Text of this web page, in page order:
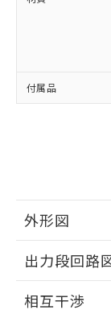
付属品
外形図
外形図
出力段回路
相互干渉
お
※
用
指
部品在
月が前
EU
51物質
もので
また、
物質の
準値以
「10
質が外
及ぼさ
「－」
い合わ